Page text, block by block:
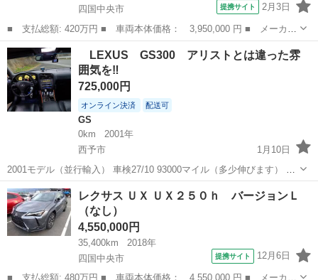
四国中央市
提携サイト 2月3日
■ 支払総額: 420万円 ■ 車両本体価格： 3,950,000 円 ■ メーカー
名： レクサス ■ 車種名： ＬＳ ■ グレード名： ＬＳ６００
ｈ バージョンＣ Ｉパッケージ ■ 排気量： 5000cc ■ ドア枚
数：...
愛媛 四国中央市
LEXUS GS300 アリストとは違った雰
囲気を‼️
725,000円
オンライン決済 配送可
GS
0km
2001年
西予市
1月10日
2001モデル（並行輸入） 車検27/10 93000マイル（多少伸びます） 後
期型 型式 JZS160 フロント（ボンネット&フェンダー社外） ルーフ
&トランクスポイラー フルエアロ 車高調 セルシオ20後...
愛媛 西予市 GS
レクサス ＵＸ ＵＸ２５０ｈ バージョンＬ
（なし）
4,550,000円
35,400km
2018年
四国中央市
提携サイト 12月6日
■ 支払総額: 480万円 ■ 車両本体価格： 4,550,000 円 ■ メーカー